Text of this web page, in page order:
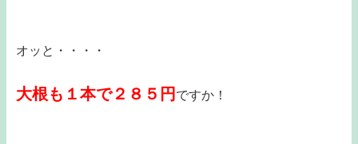
オッと・・・・
大根も１本で２８５円 ですか！